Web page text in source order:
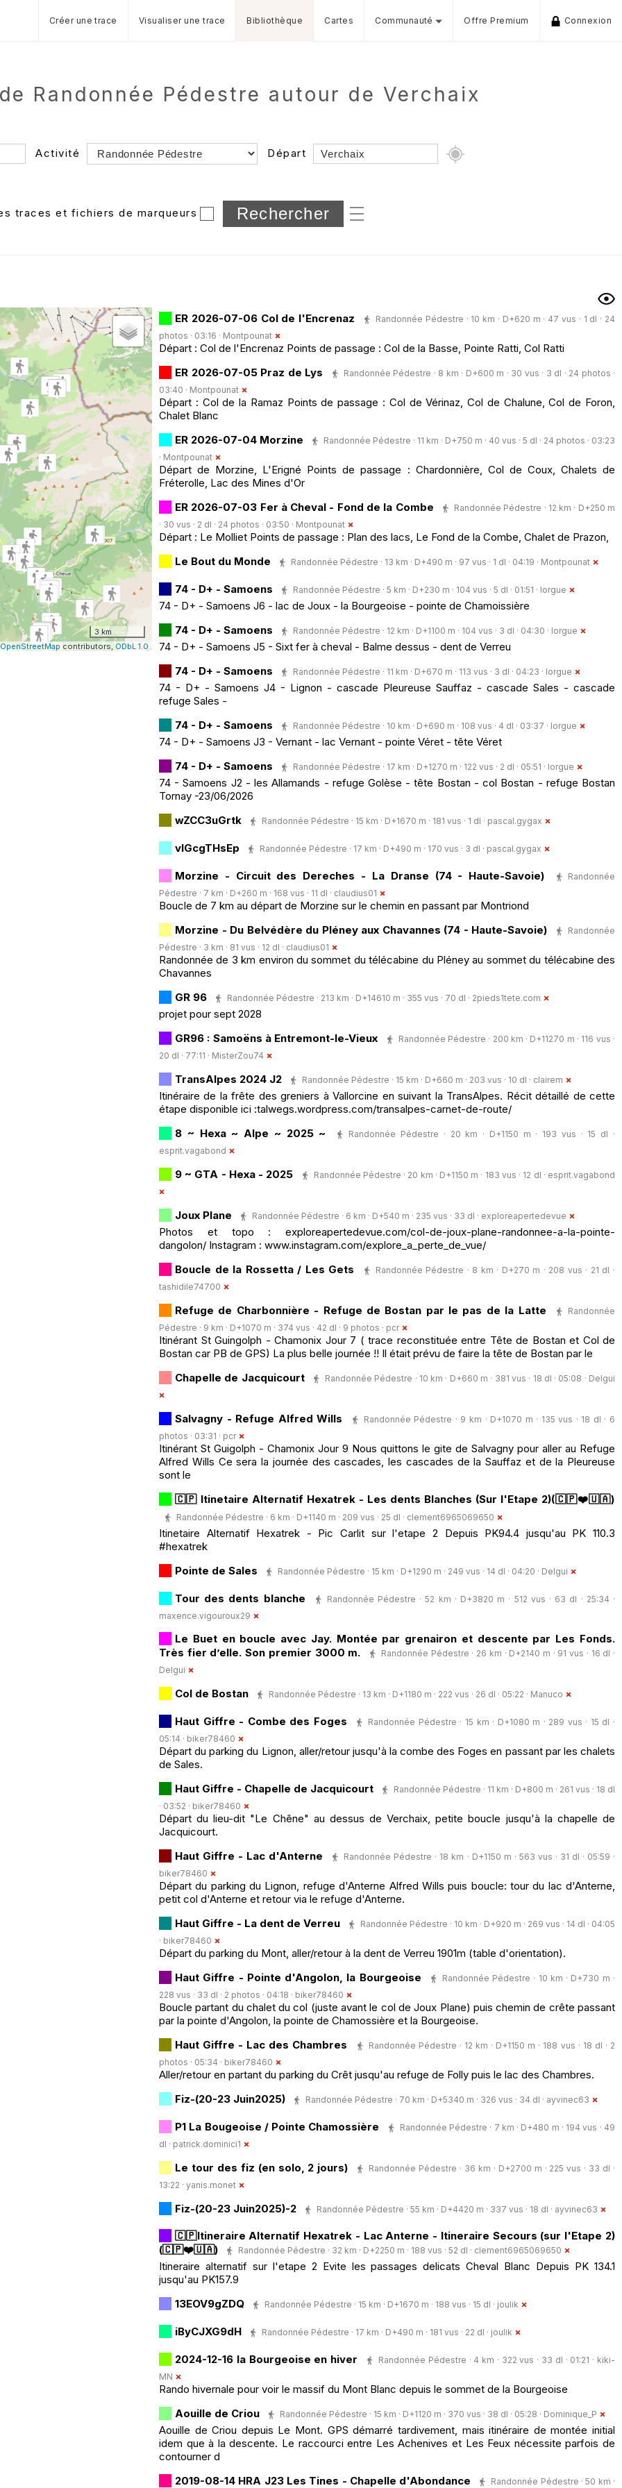
Créer une trace Visualiser une trace Bibliothèque Cartes Communauté Offre Premium Connexion
Randonnée Pédestre autour de Verchaix
Activité Départ
Dossier
et sous-dossiers
traces et fichiers de marqueurs
3 km
OpenStreetMap contributors, ODbL 1.0
ER 2026-07-06 Col de l'Encrenaz
Randonnée Pédestre · 10 km · D+620 m · 47 vus · 1 dl · 24
photos · 03:16 · Montpounat
Départ : Col de l'Encrenaz Points de passage : Col de la Basse, Pointe Ratti, Col Ratti
ER 2026-07-05 Praz de Lys
Randonnée Pédestre · 8 km · D+600 m · 30 vus · 3 dl · 24 photos ·
03:40 · Montpounat
Départ : Col de la Ramaz Points de passage : Col de Vérinaz, Col de Chalune, Col de Foron,
Chalet Blanc
ER 2026-07-04 Morzine
Randonnée Pédestre · 11 km · D+750 m · 40 vus · 5 dl · 24 photos · 03:23
· Montpounat
Départ de Morzine, L'Erigné Points de passage : Chardonnière, Col de Coux, Chalets de
Fréterolle, Lac des Mines d'Or
ER 2026-07-03 Fer à Cheval - Fond de la Combe
Randonnée Pédestre · 12 km · D+250 m
· 30 vus · 2 dl · 24 photos · 03:50 · Montpounat
Départ : Le Molliet Points de passage : Plan des lacs, Le Fond de la Combe, Chalet de Prazon,
Le Bout du Monde
Randonnée Pédestre · 13 km · D+490 m · 97 vus · 1 dl · 04:19 · Montpounat
74 - D+ - Samoens Randonnée Pédestre · 5 km · D+230 m · 104 vus · 5 dl · 01:51 · lorgue
74 - D+ - Samoens J6 - lac de Joux - la Bourgeoise - pointe de Chamoissière
74 - D+ - Samoens
Randonnée Pédestre · 12 km · D+1100 m · 104 vus · 3 dl · 04:30 · lorgue
74 - D+ - Samoens J5 - Sixt fer à cheval - Balme dessus - dent de Verreu
74 - D+ - Samoens
Randonnée Pédestre · 11 km · D+670 m · 113 vus · 3 dl · 04:23 · lorgue
74 - D+ - Samoens J4 - Lignon - cascade Pleureuse Sauffaz - cascade Sales - cascade
refuge Sales -
74 - D+ - Samoens
Randonnée Pédestre · 10 km · D+690 m · 108 vus · 4 dl · 03:37 · lorgue
74 - D+ - Samoens J3 - Vernant - lac Vernant - pointe Véret - tête Véret
74 - D+ - Samoens
Randonnée Pédestre · 17 km · D+1270 m · 122 vus · 2 dl · 05:51 · lorgue
74 - Samoens J2 - les Allamands - refuge Golèse - tête Bostan - col Bostan - refuge Bostan
Tornay -23/06/2026
wZCC3uGrtk
Randonnée Pédestre · 15 km · D+1670 m · 181 vus · 1 dl · pascal.gygax
vIGcgTHsEp Randonnée Pédestre · 17 km · D+490 m · 170 vus · 3 dl · pascal.gygax
Morzine - Circuit des Dereches - La Dranse (74 - Haute-Savoie)
Randonnée
Pédestre · 7 km · D+260 m · 168 vus · 11 dl · claudius01
Boucle de 7 km au départ de Morzine sur le chemin en passant par Montriond
Morzine - Du Belvédère du Pléney aux Chavannes (74 - Haute-Savoie)
Randonnée
Pédestre · 3 km · 81 vus · 12 dl · claudius01
Randonnée de 3 km environ du sommet du télécabine du Pléney au sommet du télécabine des
Chavannes
GR 96
Randonnée Pédestre · 213 km · D+14610 m · 355 vus · 70 dl · 2pieds1tete.com
projet pour sept 2028
GR96 : Samoëns à Entremont-le-Vieux
Randonnée Pédestre · 200 km · D+11270 m · 116 vus ·
20 dl · 77:11 · MisterZou74
TransAlpes 2024 J2 Randonnée Pédestre · 15 km · D+660 m · 203 vus · 10 dl · clairem
Itinéraire de la frête des greniers à Vallorcine en suivant la TransAlpes. Récit détaillé de cette
étape disponible ici :talwegs.wordpress.com/transalpes-carnet-de-route/
8 ~ Hexa ~ Alpe ~ 2025 ~
Randonnée Pédestre · 20 km · D+1150 m · 193 vus · 15 dl ·
esprit.vagabond
9 ~ GTA - Hexa - 2025 Randonnée Pédestre · 20 km · D+1150 m · 183 vus · 12 dl · esprit.vagabond
Joux Plane Randonnée Pédestre · 6 km · D+540 m · 235 vus · 33 dl · exploreapertedevue
Photos et topo : exploreapertedevue.com/col-de-joux-plane-randonnee-a-la-pointe-
dangolon/ Instagram : www.instagram.com/explore_a_perte_de_vue/
Boucle de la Rossetta / Les Gets
Randonnée Pédestre · 8 km · D+270 m · 208 vus · 21 dl ·
tashidile74700
Refuge de Charbonnière - Refuge de Bostan par le pas de la Latte
Randonnée
Pédestre · 9 km · D+1070 m · 374 vus · 42 dl · 9 photos · pcr
Itinérant St Guingolph - Chamonix Jour 7 ( trace reconstituée entre Tête de Bostan et Col de
Bostan car PB de GPS) La plus belle journée !! Il était prévu de faire la tête de Bostan par le
Chapelle de Jacquicourt
Randonnée Pédestre · 10 km · D+660 m · 381 vus · 18 dl · 05:08 · Delgui
Salvagny - Refuge Alfred Wills
Randonnée Pédestre · 9 km · D+1070 m · 135 vus · 18 dl · 6
photos · 03:31 · pcr
Itinérant St Guigolph - Chamonix Jour 9 Nous quittons le gite de Salvagny pour aller au Refuge
Alfred Wills Ce sera la journée des cascades, les cascades de la Sauffaz et de la Pleureuse
sont le
🇨🇵 Itinetaire Alternatif Hexatrek - Les dents Blanches (Sur l'Etape 2)(🇨🇵❤️🇺🇦)
Randonnée Pédestre · 6 km · D+1140 m · 209 vus · 25 dl · clement6965069650
Itinetaire Alternatif Hexatrek - Pic Carlit sur l'etape 2 Depuis PK94.4 jusqu'au PK 110.3
#hexatrek
Pointe de Sales
Randonnée Pédestre · 15 km · D+1290 m · 249 vus · 14 dl · 04:20 · Delgui
Tour des dents blanche
Randonnée Pédestre · 52 km · D+3820 m · 512 vus · 63 dl · 25:34 ·
maxence.vigouroux29
Le Buet en boucle avec Jay. Montée par grenairon et descente par Les Fonds.
Très fier d’elle. Son premier 3000 m.
Randonnée Pédestre · 26 km · D+2140 m · 91 vus · 16 dl ·
Delgui
Col de Bostan Randonnée Pédestre · 13 km · D+1180 m · 222 vus · 26 dl · 05:22 · Manuco
Haut Giffre - Combe des Foges
Randonnée Pédestre · 15 km · D+1080 m · 289 vus · 15 dl ·
05:14 · biker78460
Départ du parking du Lignon, aller/retour jusqu'à la combe des Foges en passant par les chalets
de Sales.
Haut Giffre - Chapelle de Jacquicourt
Randonnée Pédestre · 11 km · D+800 m · 261 vus · 18 dl
· 03:52 · biker78460
Départ du lieu-dit "Le Chêne" au dessus de Verchaix, petite boucle jusqu'à la chapelle de
Jacquicourt.
Haut Giffre - Lac d'Anterne
Randonnée Pédestre · 18 km · D+1150 m · 563 vus · 31 dl · 05:59 ·
biker78460
Départ du parking du Lignon, refuge d'Anterne Alfred Wills puis boucle: tour du lac d'Anterne,
petit col d'Anterne et retour via le refuge d'Anterne.
Haut Giffre - La dent de Verreu
Randonnée Pédestre · 10 km · D+920 m · 269 vus · 14 dl · 04:05
· biker78460
Départ du parking du Mont, aller/retour à la dent de Verreu 1901m (table d'orientation).
Haut Giffre - Pointe d'Angolon, la Bourgeoise
Randonnée Pédestre · 10 km · D+730 m ·
228 vus · 33 dl · 2 photos · 04:18 · biker78460
Boucle partant du chalet du col (juste avant le col de Joux Plane) puis chemin de crête passant
par la pointe d'Angolon, la pointe de Chamossière et la Bourgeoise.
Haut Giffre - Lac des Chambres
Randonnée Pédestre · 12 km · D+1150 m · 188 vus · 18 dl · 2
photos · 05:34 · biker78460
Aller/retour en partant du parking du Crêt jusqu'au refuge de Folly puis le lac des Chambres.
Fiz-(20-23 Juin2025)
Randonnée Pédestre · 70 km · D+5340 m · 326 vus · 34 dl · ayvinec63
P1 La Bougeoise / Pointe Chamossière
Randonnée Pédestre · 7 km · D+480 m · 194 vus · 49
dl · patrick.dominici1
Le tour des fiz (en solo, 2 jours)
Randonnée Pédestre · 36 km · D+2700 m · 225 vus · 33 dl ·
13:22 · yanis.monet
Fiz-(20-23 Juin2025)-2 Randonnée Pédestre · 55 km · D+4420 m · 337 vus · 18 dl · ayvinec63
🇨🇵Itineraire Alternatif Hexatrek - Lac Anterne - Itineraire Secours (sur l'Etape 2)
(🇨🇵❤️🇺🇦)
Randonnée Pédestre · 32 km · D+2250 m · 188 vus · 52 dl · clement6965069650
Itineraire alternatif sur l'etape 2 Evite les passages delicats Cheval Blanc Depuis PK 134.1
jusqu'au PK157.9
13EOV9gZDQ
Randonnée Pédestre · 15 km · D+1670 m · 188 vus · 15 dl · joulik
iByCJXG9dH Randonnée Pédestre · 17 km · D+490 m · 181 vus · 22 dl · joulik
2024-12-16 la Bourgeoise en hiver Randonnée Pédestre · 4 km · 322 vus · 33 dl · 01:21 · kiki-
MN
Rando hivernale pour voir le massif du Mont Blanc depuis le sommet de la Bourgeoise
Aouille de Criou
Randonnée Pédestre · 15 km · D+1120 m · 370 vus · 38 dl · 05:28 · Dominique_P
Aouille de Criou depuis Le Mont. GPS démarré tardivement, mais itinéraire de montée initial
idem que à la descente. Le raccourci entre Les Achenives et Les Feux nécessite parfois de
contourner d
2019-08-14 HRA J23 Les Tines - Chapelle d'Abondance
Randonnée Pédestre · 50 km ·